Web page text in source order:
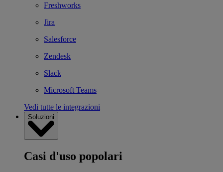
Freshworks
Jira
Salesforce
Zendesk
Slack
Microsoft Teams
Vedi tutte le integrazioni
Soluzioni
Casi d'uso popolari